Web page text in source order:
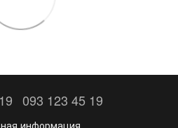
093 123 45 19